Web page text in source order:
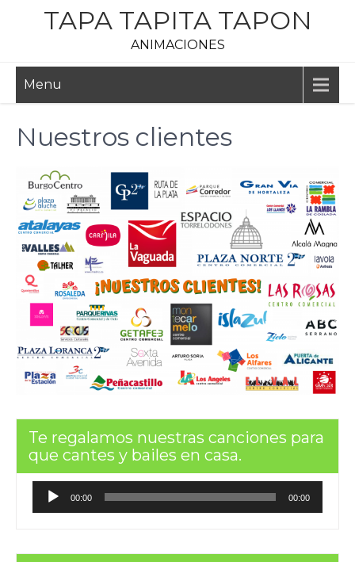
TAPA TAPITA TAPON
ANIMACIONES
Menu
Nuestros clientes
Te regalamos nuestras canciones para
que cantes y bailes en casa.
Reproductor
de
00:00 00:00